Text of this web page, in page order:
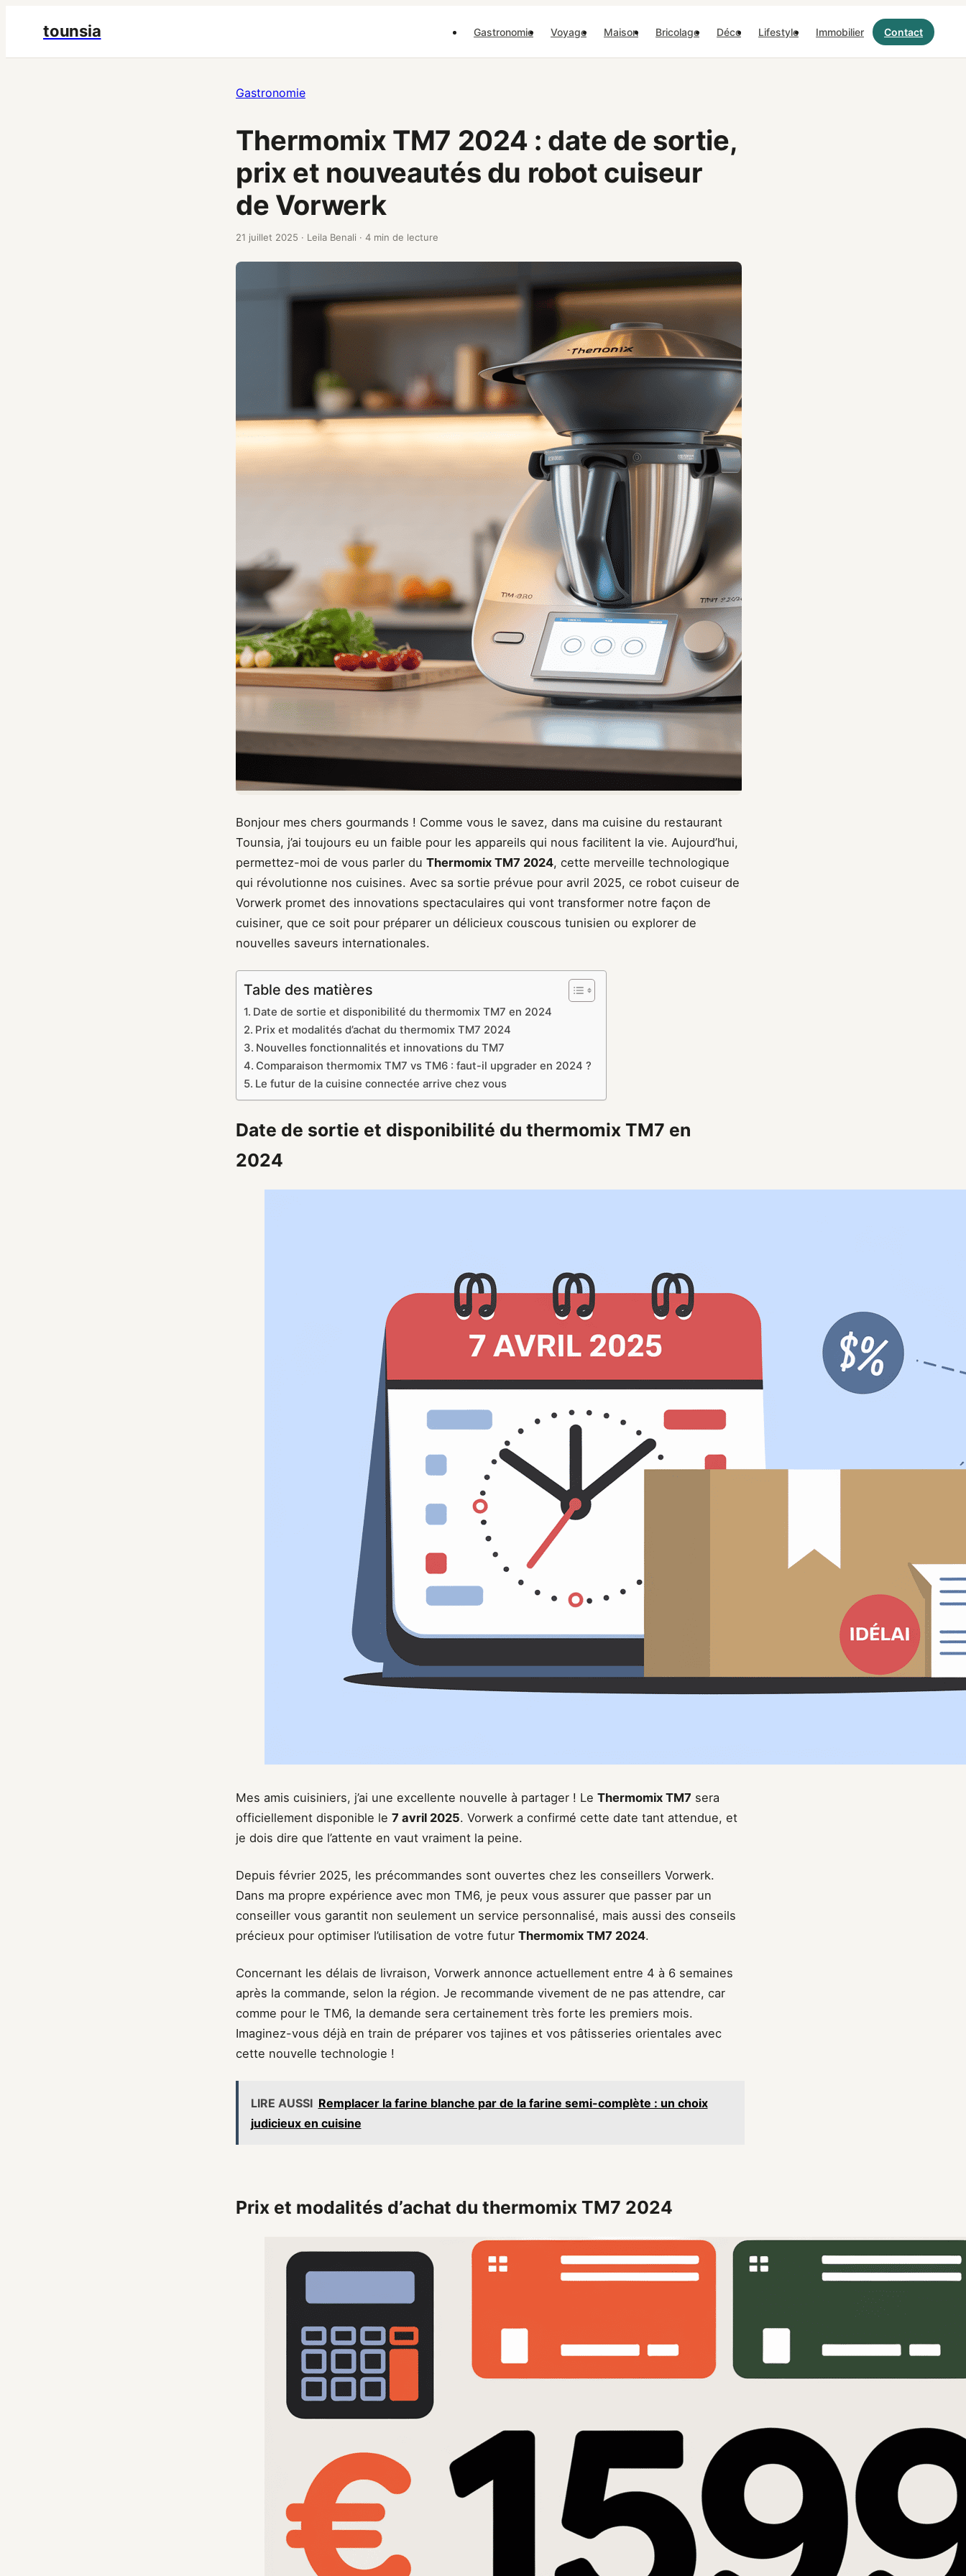
tounsia Gastronomie Voyage Maison Bricolage Déco Lifestyle Immobilier Contact
Gastronomie
Thermomix TM7 2024 : date de sortie,
prix et nouveautés du robot cuiseur
de Vorwerk
21 juillet 2025 · Leila Benali · 4 min de lecture
Bonjour mes chers gourmands ! Comme vous le savez, dans ma cuisine du restaurant
Tounsia, j’ai toujours eu un faible pour les appareils qui nous facilitent la vie. Aujourd’hui,
permettez-moi de vous parler du Thermomix TM7 2024, cette merveille technologique
qui révolutionne nos cuisines. Avec sa sortie prévue pour avril 2025, ce robot cuiseur de
Vorwerk promet des innovations spectaculaires qui vont transformer notre façon de
cuisiner, que ce soit pour préparer un délicieux couscous tunisien ou explorer de
nouvelles saveurs internationales.
Table des matières
Date de sortie et disponibilité du thermomix TM7 en 2024
Prix et modalités d’achat du thermomix TM7 2024
Nouvelles fonctionnalités et innovations du TM7
Comparaison thermomix TM7 vs TM6 : faut-il upgrader en 2024 ?
Le futur de la cuisine connectée arrive chez vous
Date de sortie et disponibilité du thermomix TM7 en
2024
Mes amis cuisiniers, j’ai une excellente nouvelle à partager ! Le Thermomix TM7 sera
officiellement disponible le 7 avril 2025. Vorwerk a confirmé cette date tant attendue, et
je dois dire que l’attente en vaut vraiment la peine.
Depuis février 2025, les précommandes sont ouvertes chez les conseillers Vorwerk.
Dans ma propre expérience avec mon TM6, je peux vous assurer que passer par un
conseiller vous garantit non seulement un service personnalisé, mais aussi des conseils
précieux pour optimiser l’utilisation de votre futur Thermomix TM7 2024.
Concernant les délais de livraison, Vorwerk annonce actuellement entre 4 à 6 semaines
après la commande, selon la région. Je recommande vivement de ne pas attendre, car
comme pour le TM6, la demande sera certainement très forte les premiers mois.
Imaginez-vous déjà en train de préparer vos tajines et vos pâtisseries orientales avec
cette nouvelle technologie !
LIRE AUSSI Remplacer la farine blanche par de la farine semi-complète : un choix
judicieux en cuisine
Prix et modalités d’achat du thermomix TM7 2024